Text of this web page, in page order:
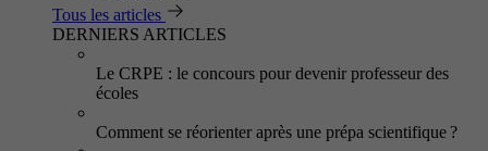
Tous les articles
DERNIERS ARTICLES
Le CRPE : le concours pour devenir professeur des
écoles
Comment se réorienter après une prépa scientifique ?